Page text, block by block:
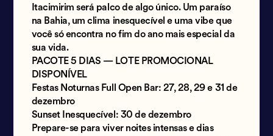
Itacimirim será palco de algo único. Um paraíso
na Bahia, um clima inesquecível e uma vibe que
você só encontra no fim do ano mais especial da
sua vida.
PACOTE 5 DIAS — LOTE PROMOCIONAL
DISPONÍVEL
Festas Noturnas Full Open Bar: 27, 28, 29 e 31 de
dezembro
Sunset Inesquecível: 30 de dezembro
Prepare-se para viver noites intensas e dias